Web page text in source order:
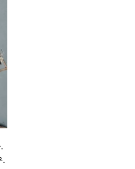
.